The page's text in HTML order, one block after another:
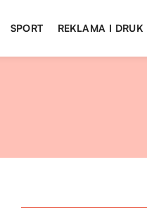
SPORT REKLAMA I DRUK